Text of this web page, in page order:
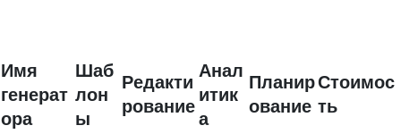
Имя
генерат
ора
Шаб
лон
ы
Редакти
рование
Анал
итик
а
Планир
ование
Стоимос
ть